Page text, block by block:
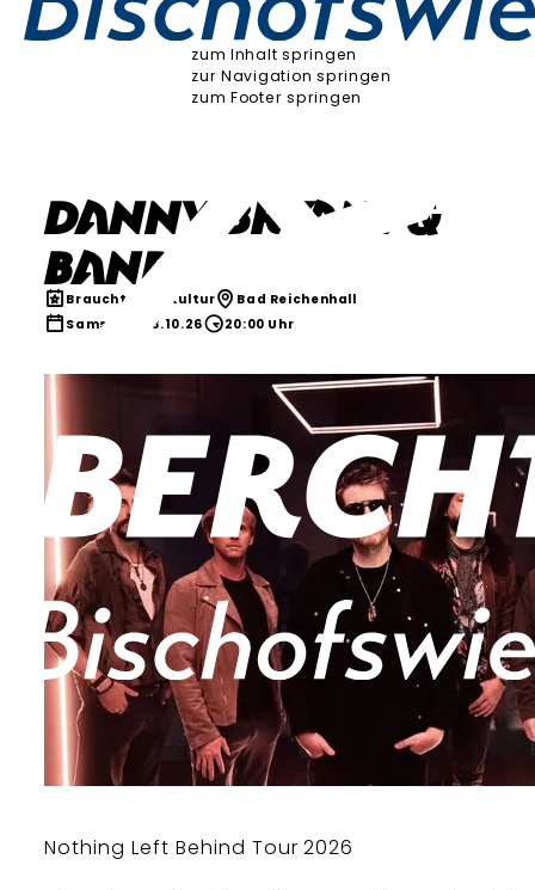
zum Inhalt springen
zur Navigation springen
zum Footer springen
Danny Bryant &
Band
Brauchtum & Kultur
Bad Reichenhall
Samstag, 03.10.26
20:00 Uhr
Nothing Left Behind Tour 2026